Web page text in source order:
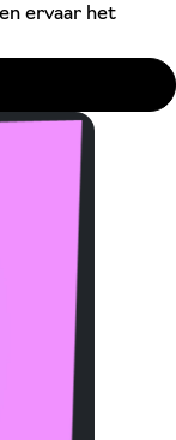
ervaar het